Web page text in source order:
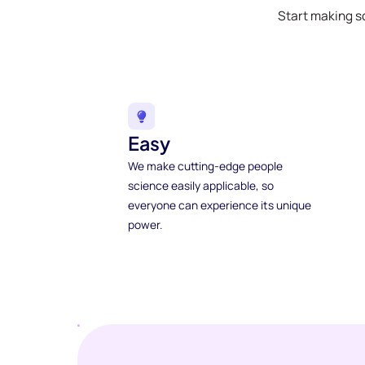
Start making
Easy
We make cutting-edge people
science easily applicable, so
everyone can experience its unique
power.